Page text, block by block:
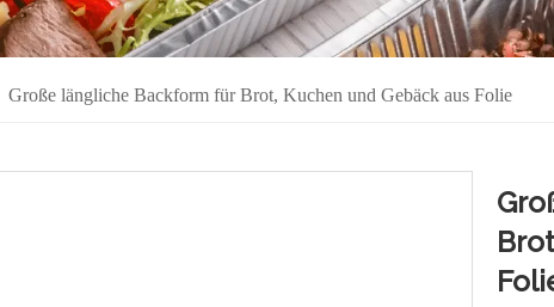
Große längliche Backform für Brot, Kuchen und Gebäck aus Folie